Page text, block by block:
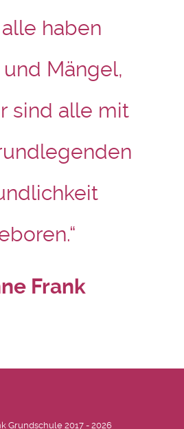
haben
Mängel,
sind alle mit
Frank
Grundschule 2017 - 2026